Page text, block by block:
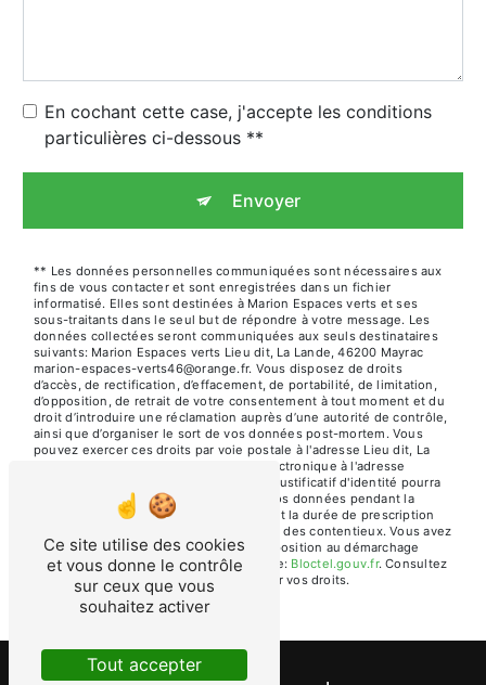
En cochant cette case, j'accepte les conditions
particulières ci-dessous **
Envoyer
** Les données personnelles communiquées sont nécessaires aux
fins de vous contacter et sont enregistrées dans un fichier
informatisé. Elles sont destinées à Marion Espaces verts et ses
sous-traitants dans le seul but de répondre à votre message. Les
données collectées seront communiquées aux seuls destinataires
suivants: Marion Espaces verts Lieu dit, La Lande, 46200 Mayrac
marion-espaces-verts46@orange.fr. Vous disposez de droits
d’accès, de rectification, d’effacement, de portabilité, de limitation,
d’opposition, de retrait de votre consentement à tout moment et du
droit d’introduire une réclamation auprès d’une autorité de contrôle,
ainsi que d’organiser le sort de vos données post-mortem. Vous
pouvez exercer ces droits par voie postale à l'adresse Lieu dit, La
Lande, 46200 Mayrac ou par courrier électronique à l'adresse
marion-espaces-verts46@orange.fr. Un justificatif d'identité pourra
vous être demandé. Nous conservons vos données pendant la
période de prise de contact puis pendant la durée de prescription
légale aux fins probatoires et de gestion des contentieux. Vous avez
le droit de vous inscrire sur la liste d'opposition au démarchage
téléphonique, disponible à cette adresse:
Bloctel.gouv.fr. Consultez
le site cnil.fr pour plus d’informations sur vos droits.
Ce site utilise des cookies
et vous donne le contrôle
sur ceux que vous
souhaitez activer
Tout accepter